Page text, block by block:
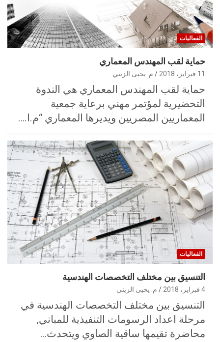
الفعاليات
حماية لقب المهندس المعماري
11 فبراير، 2018 م. يحيى الزيني
حماية لقب المهندس المعماري هي الندوة
التحضيرية لمؤتمر مهني برعاية جمعية
المعماريين المصريين ويديرها المعماري “م.ا.…
الفعاليات
التنسيق بين مختلف التخصصات الهندسية
4 فبراير، 2018 م. يحيى الزيني
التنسيق بين مختلف التخصصات الهندسية في
مرحلة اعداد الرسومات التنفيذية للمباني,
محاضرة تقيمها ساقية الصاوي ويتحدث…